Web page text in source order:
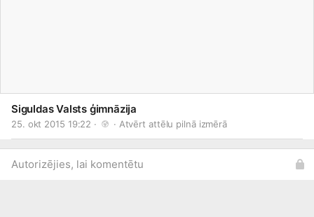
Siguldas Valsts ģimnāzija
25. okt 2015 19:22 · · Atvērt attēlu pilnā izmērā
Autorizējies, lai komentētu